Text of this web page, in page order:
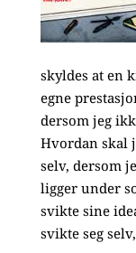
skyldes at en
egne
dersom jeg
Hvordan skal
selv, dersom
ligger under
svikte sine
svikte seg